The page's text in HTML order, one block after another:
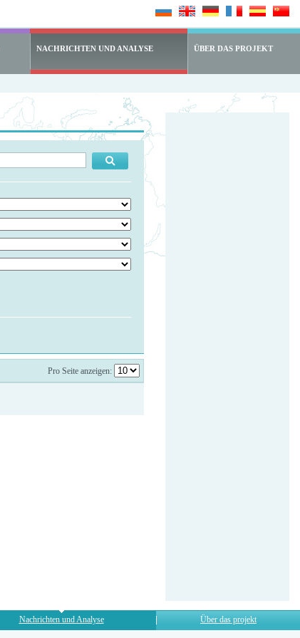
NACHRICHTEN UND ANALYSE ÜBER DAS PROJEKT
Pro Seite anzeigen:
Nachrichten und Analyse Über das projekt